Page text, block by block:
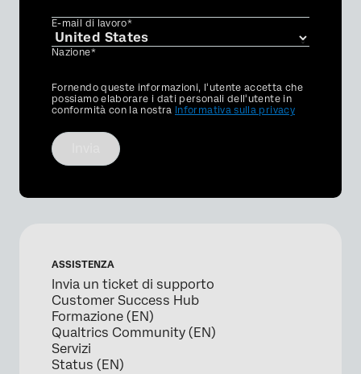
E-mail di lavoro*
Nazione*
Privacy
Optin
Fornendo queste informazioni, l'utente accetta che
possiamo elaborare i dati personali dell'utente in
conformità con la nostra Informativa sulla privacy
ASSISTENZA
Invia un ticket di supporto
Customer Success Hub
Formazione (EN)
Qualtrics Community (EN)
Servizi
Status (EN)